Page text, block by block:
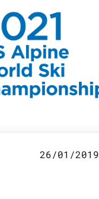
26/01/2019